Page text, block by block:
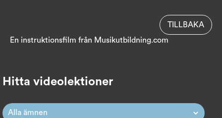
TILLBAKA
En instruktionsfilm från Musikutbildning.com
Hitta videolektioner